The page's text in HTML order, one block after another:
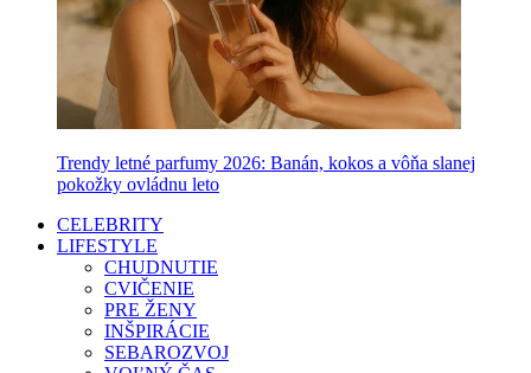
Trendy letné parfumy 2026: Banán, kokos a vôňa slanej
pokožky ovládnu leto
CELEBRITY
LIFESTYLE
CHUDNUTIE
CVIČENIE
PRE ŽENY
INŠPIRÁCIE
SEBAROZVOJ